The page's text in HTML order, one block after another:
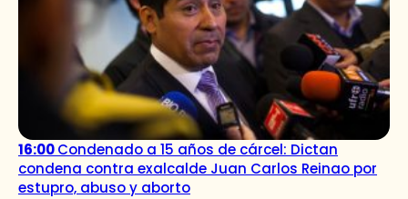
16:00Condenado a 15 años de cárcel: Dictan
condena contra exalcalde Juan Carlos Reinao por
estupro, abuso y aborto